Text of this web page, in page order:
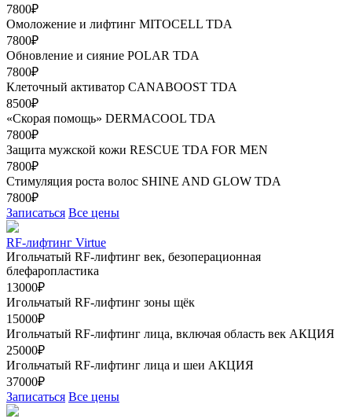
7800₽
Омоложение и лифтинг MITOCELL TDA
7800₽
Обновление и сияние POLAR TDA
7800₽
Клеточный активатор CANABOOST TDA
8500₽
«Скорая помощь» DERMACOOL TDA
7800₽
Защита мужской кожи RESCUE TDA FOR MEN
7800₽
Стимуляция роста волос SHINE AND GLOW TDA
7800₽
Записаться Все цены
RF-лифтинг Virtue
Игольчатый RF-лифтинг век, безоперационная
блефаропластика
13000₽
Игольчатый RF-лифтинг зоны щёк
15000₽
Игольчатый RF-лифтинг лица, включая область век АКЦИЯ
25000₽
Игольчатый RF-лифтинг лица и шеи АКЦИЯ
37000₽
Записаться Все цены